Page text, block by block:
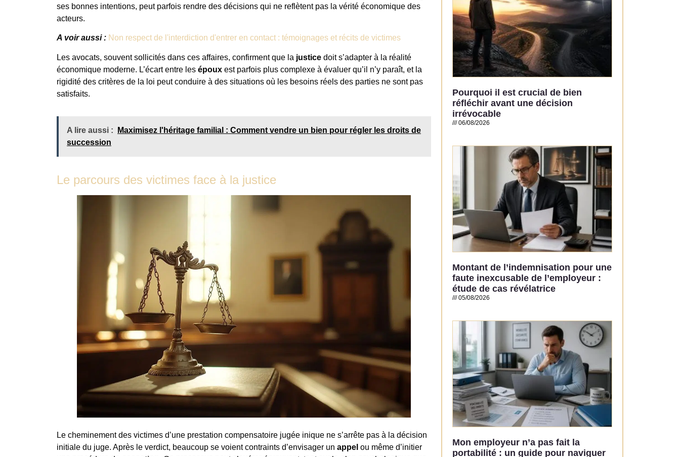
ses bonnes intentions, peut parfois rendre des décisions qui ne reflètent pas la vérité économique des
acteurs.
A voir aussi : Non respect de l'interdiction d'entrer en contact : témoignages et récits de victimes
Les avocats, souvent sollicités dans ces affaires, confirment que la justice doit s’adapter à la réalité
économique moderne. L’écart entre les époux est parfois plus complexe à évaluer qu’il n’y paraît, et la
rigidité des critères de la loi peut conduire à des situations où les besoins réels des parties ne sont pas
satisfaits.
A lire aussi :
Maximisez l'héritage familial : Comment vendre un bien pour régler les droits de
succession
Le parcours des victimes face à la justice
Le cheminement des victimes d’une prestation compensatoire jugée inique ne s’arrête pas à la décision
initiale du juge. Après le verdict, beaucoup se voient contraints d’envisager un appel ou même d’initier
Pourquoi il est crucial de bien
réfléchir avant une décision
irrévocable
06/08/2026
Montant de l’indemnisation pour une
faute inexcusable de l’employeur :
étude de cas révélatrice
05/08/2026
Mon employeur n’a pas fait la
portabilité : un guide pour naviguer